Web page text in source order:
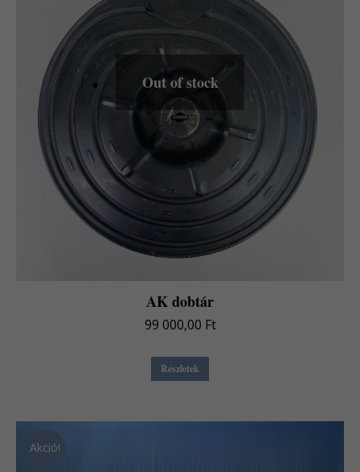
Out of stock
AK dobtár
99 000,00 Ft
Részletek
Akció!